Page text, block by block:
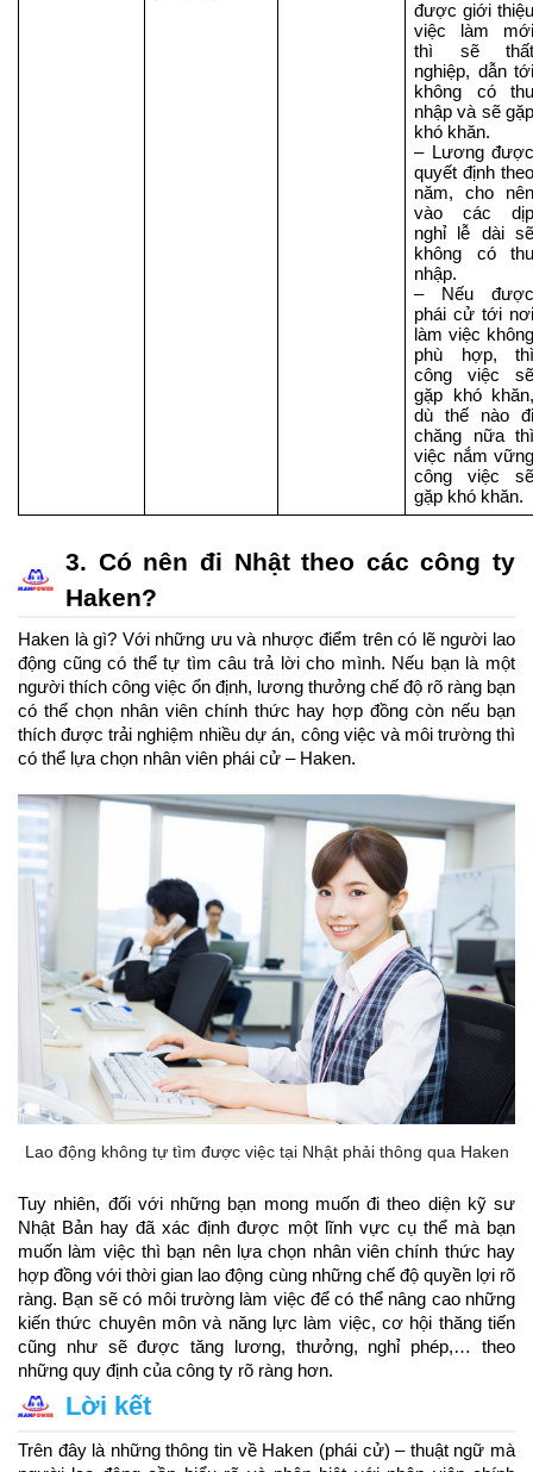
được giới
việc làm
thì sẽ
nghiệp, dẫn
không có
nhập và sẽ
khó khăn.
– Lương
quyết định
năm, cho
vào các
nghỉ lễ dài
không có
nhập.
– Nếu
phái cử tới
làm việc
phù hợp,
công việc
gặp khó
dù thế nào
chăng nữa
việc nắm
công việc
gặp khó khăn.
3. Có nên đi Nhật theo các công ty
Haken?
Haken là gì? Với những ưu và nhược điểm trên có lẽ người lao
động cũng có thể tự tìm câu trả lời cho mình. Nếu bạn là một
người thích công việc ổn định, lương thưởng chế độ rõ ràng bạn
có thể chọn nhân viên chính thức hay hợp đồng còn nếu bạn
thích được trải nghiệm nhiều dự án, công việc và môi trường thì
có thể lựa chọn nhân viên phái cử – Haken.
Lao động không tự tìm được việc tại Nhật phải thông qua Haken
Tuy nhiên, đối với những bạn mong muốn đi theo diện kỹ sư
Nhật Bản hay đã xác định được một lĩnh vực cụ thể mà bạn
muốn làm việc thì bạn nên lựa chọn nhân viên chính thức hay
hợp đồng với thời gian lao động cùng những chế độ quyền lợi rõ
ràng. Bạn sẽ có môi trường làm việc để có thể nâng cao những
kiến thức chuyên môn và năng lực làm việc, cơ hội thăng tiến
cũng như sẽ được tăng lương, thưởng, nghỉ phép,… theo
những quy định của công ty rõ ràng hơn.
Lời kết
Trên đây là những thông tin về Haken (phái cử) – thuật ngữ mà